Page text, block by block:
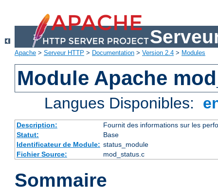
Apache > Serveur HTTP > Documentation > Version 2.4 > Modules
Module Apache
Langues Disponibles:
Description:
Fournit des informations sur les
Statut:
Base
Identificateur de Module: status_module
Fichier Source:
mod_status.c
Sommaire